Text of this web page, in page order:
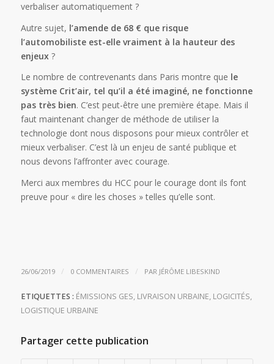
verbaliser automatiquement ?
Autre sujet, l’amende de 68 € que risque
l’automobiliste est-elle vraiment à la hauteur des
enjeux ?
Le nombre de contrevenants dans Paris montre que le
système Crit’air, tel qu’il a été imaginé, ne fonctionne
pas très bien. C’est peut-être une première étape. Mais il
faut maintenant changer de méthode de utiliser la
technologie dont nous disposons pour mieux contrôler et
mieux verbaliser. C’est là un enjeu de santé publique et
nous devons l’affronter avec courage.
Merci aux membres du HCC pour le courage dont ils font
preuve pour « dire les choses » telles qu’elle sont.
26/06/2019 / 0 COMMENTAIRES / PAR JÉRÔME LIBESKIND
ETIQUETTES : ÉMISSIONS GES, LIVRAISON URBAINE, LOGICITÉS,
LOGISTIQUE URBAINE
Partager cette publication